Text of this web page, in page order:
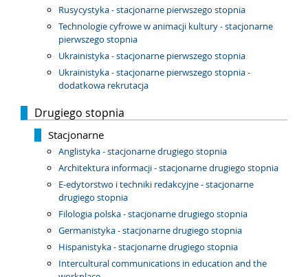
Rusycystyka - stacjonarne pierwszego stopnia
Technologie cyfrowe w animacji kultury - stacjonarne
pierwszego stopnia
Ukrainistyka - stacjonarne pierwszego stopnia
Ukrainistyka - stacjonarne pierwszego stopnia -
dodatkowa rekrutacja
Drugiego stopnia
Stacjonarne
Anglistyka - stacjonarne drugiego stopnia
Architektura informacji - stacjonarne drugiego stopnia
E-edytorstwo i techniki redakcyjne - stacjonarne
drugiego stopnia
Filologia polska - stacjonarne drugiego stopnia
Germanistyka - stacjonarne drugiego stopnia
Hispanistyka - stacjonarne drugiego stopnia
Intercultural communications in education and the